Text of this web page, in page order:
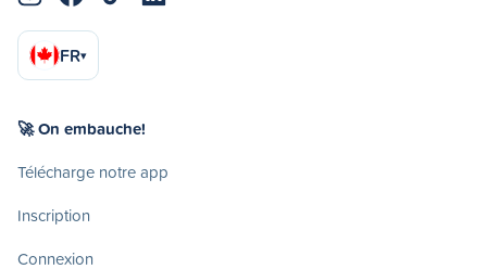
FR▾
🚀 On embauche!
Télécharge notre app
Inscription
Connexion